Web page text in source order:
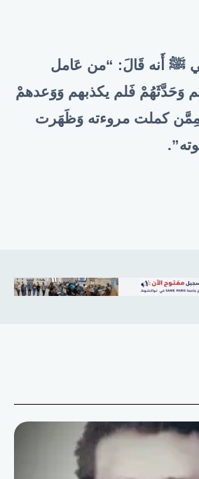
ﷺ أَنه قَالَ: “من عَامل
وَحَدَّثَهُمْ فَلم يكذبهم وَوَعدهمْ
مِمَّن كملت مروءته وَظَهَرت